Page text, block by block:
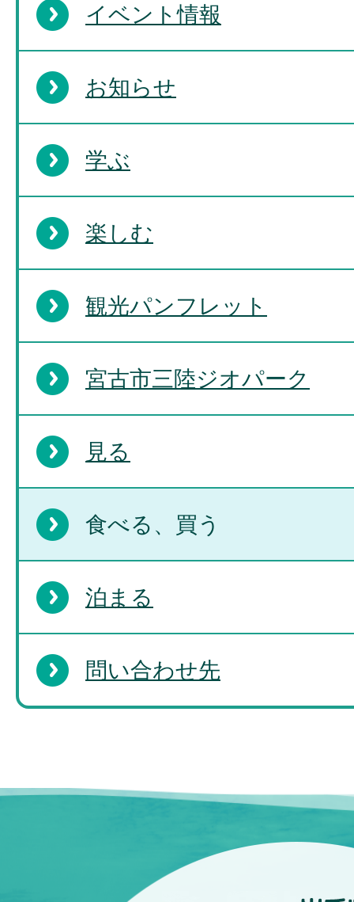
イベント情報
お知らせ
学ぶ
楽しむ
観光パンフレット
宮古市三陸ジオパーク
見る
食べる、買う
泊まる
問い合わせ先